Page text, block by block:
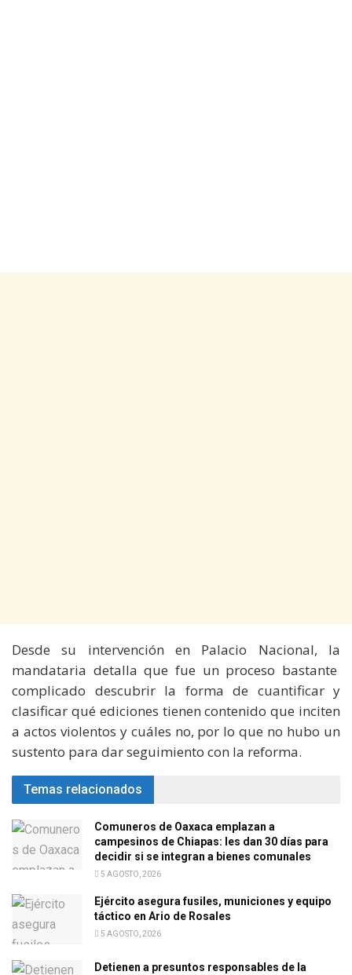
Desde su intervención en Palacio Nacional, la
mandataria detalla que fue un proceso bastante
complicado descubrir la forma de cuantificar y
clasificar qué ediciones tienen contenido que inciten
a actos violentos y cuáles no, por lo que no hubo un
sustento para dar seguimiento con la reforma.
Temas relacionados
Comuneros de Oaxaca emplazan a
campesinos de Chiapas: les dan 30 días para
decidir si se integran a bienes comunales
5 AGOSTO, 2026
Ejército asegura fusiles, municiones y equipo
táctico en Ario de Rosales
5 AGOSTO, 2026
Detienen a presuntos responsables de la